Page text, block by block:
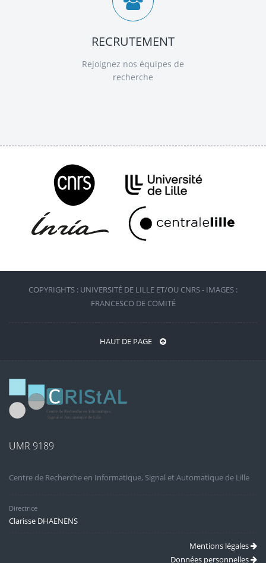
RECRUTEMENT
Rejoignez nos équipes de
recherche
COPYRIGHTS : UNIVERSITÉ DE LILLE ET/OU CNRS - IMAGES :
FRANCESCO DE COMITÉ
HAUT DE PAGE
UMR 9189
Centre de Recherche en Informatique, Signal et Automatique de Lille
Directrice
Clarisse DHAENENS
Mentions légales
Données personnelles